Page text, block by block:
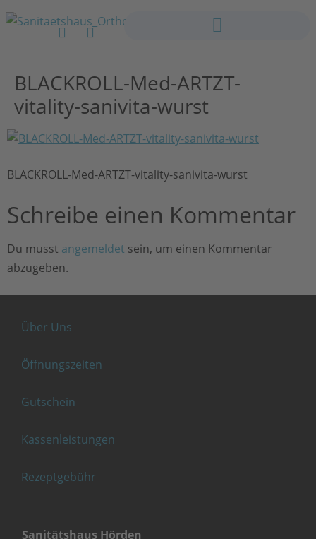
BLACKROLL-Med-ARTZT-
vitality-sanivita-wurst
BLACKROLL-Med-ARTZT-vitality-sanivita-wurst
Schreibe einen Kommentar
Du musst angemeldet sein, um einen Kommentar
abzugeben.
Über Uns
Öffnungszeiten
Gutschein
Kassenleistungen
Rezeptgebühr
Sanitätshaus Hörden